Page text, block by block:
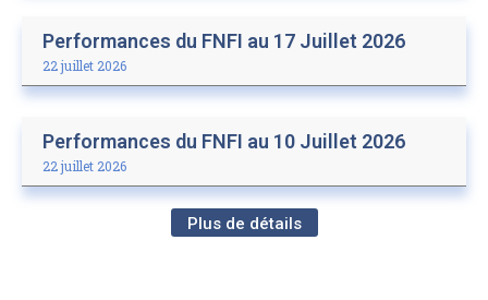
Performances du FNFI au 17 Juillet 2026
22 juillet 2026
Performances du FNFI au 10 Juillet 2026
22 juillet 2026
Plus de détails